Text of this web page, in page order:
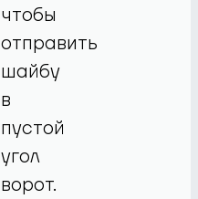
чтобы
отправить
шайбу
в
пустой
угол
ворот.